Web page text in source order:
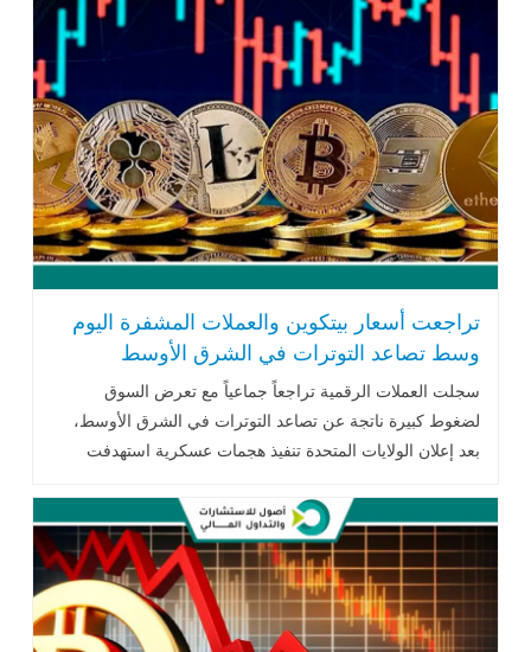
تراجعت أسعار بيتكوين والعملات المشفرة اليوم
وسط تصاعد التوترات في الشرق الأوسط
سجلت العملات الرقمية تراجعاً جماعياً مع تعرض السوق
لضغوط كبيرة ناتجة عن تصاعد التوترات في الشرق الأوسط،
بعد إعلان الولايات المتحدة تنفيذ هجمات عسكرية استهدفت